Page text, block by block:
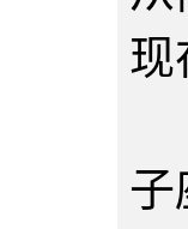
现
子